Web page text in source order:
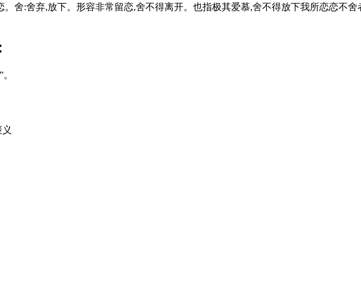
。舍:舍弃,放下。形容非常留恋,舍不得离开。也指极其爱慕,舍不得放下我所恋恋不舍